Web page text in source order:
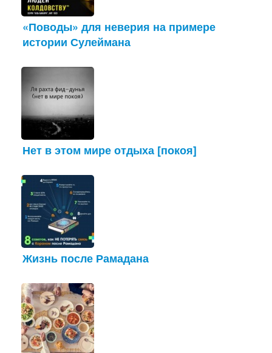
«Поводы» для неверия на примере
истории Сулеймана
Нет в этом мире отдыха [покоя]
Жизнь после Рамадана